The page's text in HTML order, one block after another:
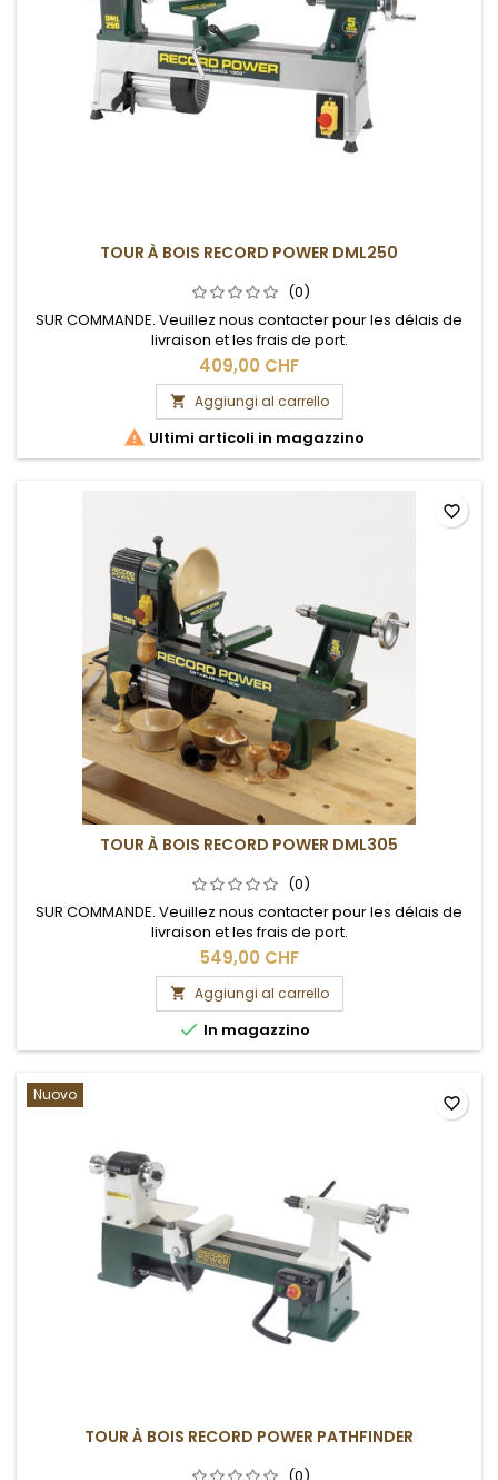
TOUR À BOIS RECORD POWER DML250
(0)
SUR COMMANDE. Veuillez nous contacter pour les délais de
livraison et les frais de port.
409,00 CHF
 Aggiungi al carrello
 Ultimi articoli in magazzino
TOUR À BOIS RECORD POWER DML305
(0)
SUR COMMANDE. Veuillez nous contacter pour les délais de
livraison et les frais de port.
549,00 CHF
 Aggiungi al carrello
 In magazzino
favorite_border
Nuovo
TOUR À BOIS RECORD POWER PATHFINDER
favorite_border